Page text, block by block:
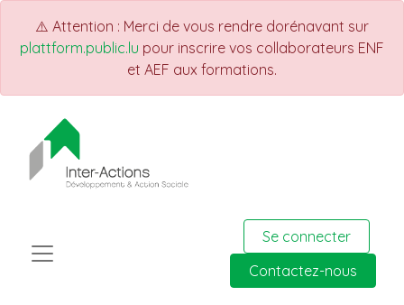
⚠️ Attention : Merci de vous rendre dorénavant sur
plattform.public.lu pour inscrire vos collaborateurs ENF
et AEF aux formations.
Se connecter
Contactez-nous